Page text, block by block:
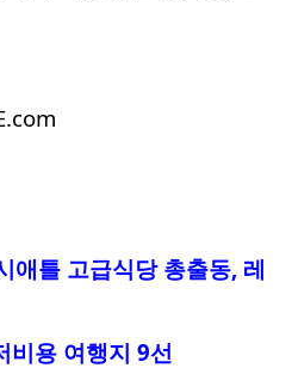
애틀 고급식당 총출동, 레
비용 여행지 9선